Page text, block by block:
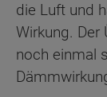
die Luft und
Wirkung.
noch einmal